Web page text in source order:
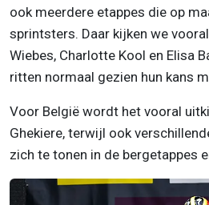
ook meerdere etappes die op
sprintsters. Daar kijken we
Wiebes, Charlotte Kool en Elisa
ritten normaal gezien hun kans
Voor België wordt het vooral
Ghekiere, terwijl ook
zich te tonen in de bergetappes